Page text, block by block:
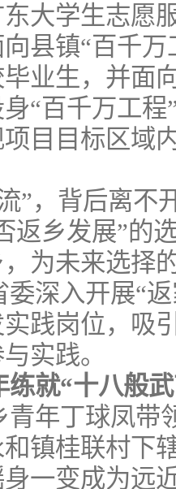
大学生志愿
县镇“百千
业生，并面
“百千万工
目目标区域
”，背后离不
返乡发展”的
为未来选择
委深入开展“
践岗位，吸
实践。
练就“十八般
青年丁球凤带
镇桂联村下
一变成为远